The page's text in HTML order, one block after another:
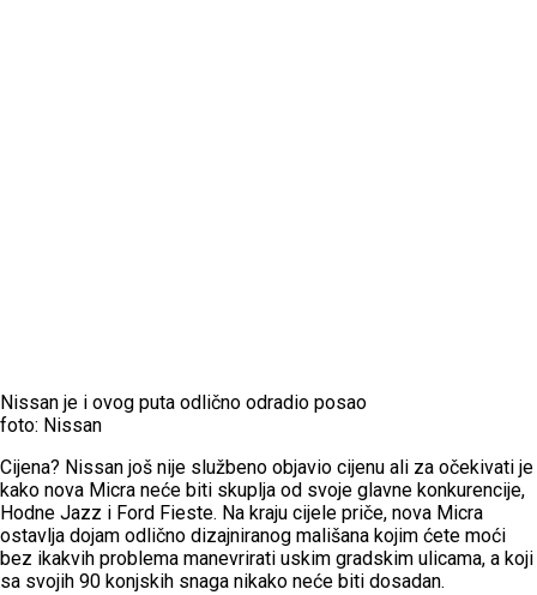
Nissan je i ovog puta odlično odradio posao
foto: Nissan
Cijena? Nissan još nije službeno objavio cijenu ali za očekivati je
kako nova Micra neće biti skuplja od svoje glavne konkurencije,
Hodne Jazz i Ford Fieste. Na kraju cijele priče, nova Micra
ostavlja dojam odlično dizajniranog mališana kojim ćete moći
bez ikakvih problema manevrirati uskim gradskim ulicama, a koji
sa svojih 90 konjskih snaga nikako neće biti dosadan.